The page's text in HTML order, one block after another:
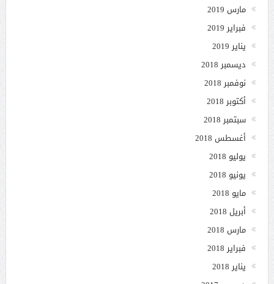
مارس 2019
فبراير 2019
يناير 2019
ديسمبر 2018
نوفمبر 2018
أكتوبر 2018
سبتمبر 2018
أغسطس 2018
يوليو 2018
يونيو 2018
مايو 2018
أبريل 2018
مارس 2018
فبراير 2018
يناير 2018